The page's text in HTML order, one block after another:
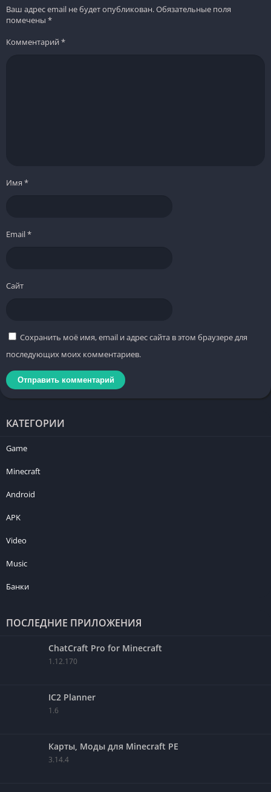
Ваш адрес email не будет опубликован.Обязательные поля
помечены *
Комментарий*
Имя *
Email*
Сайт
Сохранить моё имя, email и адрес сайта в этом браузере для
последующих моих комментариев.
КАТЕГОРИИ
Game
Minecraft
Android
APK
Video
Music
Банки
ПОСЛЕДНИЕ ПРИЛОЖЕНИЯ
ChatCraft Pro for Minecraft
1.12.170
IC2 Planner
1.6
Карты, Моды для Minecraft PE
3.14.4